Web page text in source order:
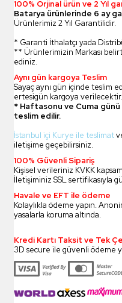
100% Orjinal ürün ve 2 Yıl
Batarya ürünlerinde 6 ay
Ürünlerimiz 2 Yıl Garantilidir.
* Garanti İthalatçı yada
** Ürünlerimizin Markası
ediniz.
Aynı gün kargoya Teslim
Sayaç aynı gün içinde teslim
ertesigün kargoya verilecektir.
* Haftasonu ve Cuma günü
teslim edilir.
İstanbul içi Kurye ile teslimat
iletişime geçebilirsiniz.
100% Güvenli Sipariş
Kişisel verileriniz KVKK
İletişiminiz SSL sertifikasıyla
Havale ve EFT ile ödeme
Kolaylıkla ödeme yapın.
yasalarla koruma altında.
Kredi Kartı Taksit ve Tek
3D secure ile güvenli ödeme